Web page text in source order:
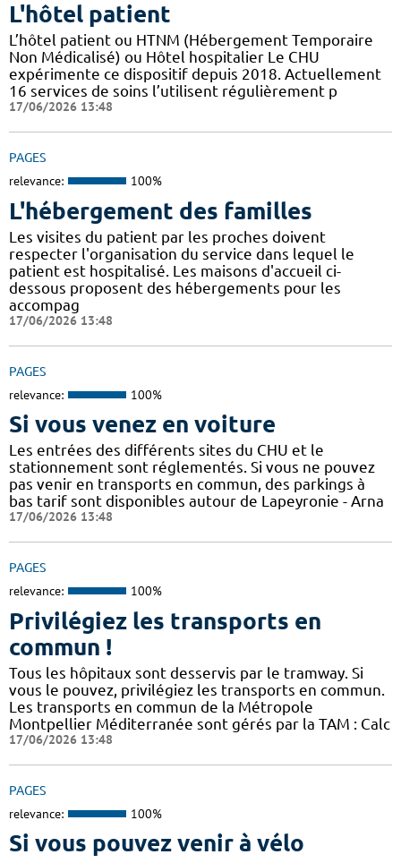
L'hôtel patient
L’hôtel patient ​​ou HTNM (Hébergement Temporaire
Non Médicalisé)​​​​​​ ou Hôtel hospitalier Le CHU
expérimente ce dispositif depuis 2018. Actuellement
16 services de soins l’utilisent régulièrement p
17/06/2026 13:48
PAGES
relevance: 100%
L'hébergement des familles
Les visites du patient par les proches doivent
respecter l'organisation du service dans lequel le
patient est hospitalisé. Les maisons d'accueil ci-
dessous proposent des hébergements pour les
accompag
17/06/2026 13:48
PAGES
relevance: 100%
Si vous venez en voiture
Les entrées des différents sites du CHU et le
stationnement sont réglementés. Si vous ne pouvez
pas venir en transports en commun, des parkings à
bas tarif sont disponibles autour de Lapeyronie - Arna
17/06/2026 13:48
PAGES
relevance: 100%
Privilégiez les transports en
commun !
Tous les hôpitaux sont desservis par le tramway. Si
vous le pouvez, privilégiez les transports en commun.
Les transports en commun de la Métropole
Montpellier Méditerranée sont gérés par la TAM : Calc
17/06/2026 13:48
PAGES
relevance: 100%
Si vous pouvez venir à vélo